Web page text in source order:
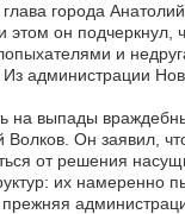
города
этом он подчеркнул,
и
администрации
на выпады
Он заявил,
от решения
их намеренно